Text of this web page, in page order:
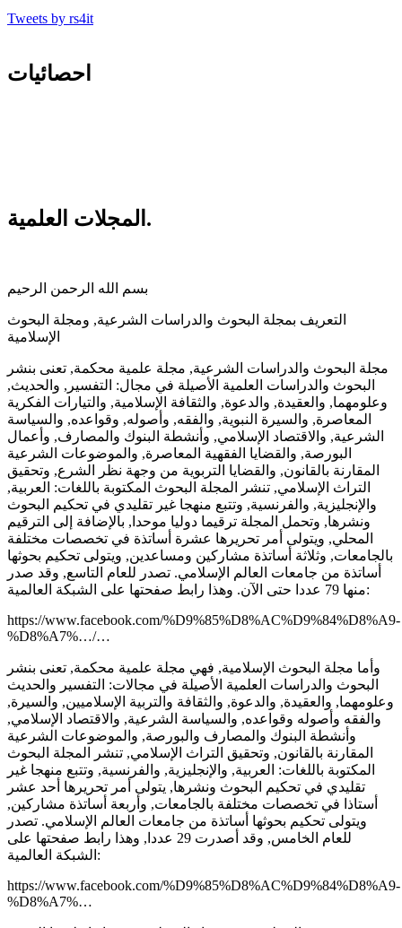
Tweets by rs4it
احصائيات
المجلات العلمية.
بسم الله الرحمن الرحيم
التعريف بمجلة البحوث والدراسات الشرعية, ومجلة البحوث
الإسلامية
مجلة البحوث والدراسات الشرعية, مجلة علمية محكمة, تعنى بنشر
البحوث والدراسات العلمية الأصيلة في مجال: التفسير, والحديث,
وعلومهما, والعقيدة, والدعوة, والثقافة الإسلامية, والتيارات الفكرية
المعاصرة, والسيرة النبوية, والفقه, وأصوله, وقواعده, والسياسة
الشرعية, والاقتصاد الإسلامي, وأنشطة البنوك والمصارف, وأعمال
البورصة, والقضايا الفقهية المعاصرة, والموضوعات الشرعية
المقارنة بالقانون, والقضايا التربوية من وجهة نظر الشرع, وتحقيق
التراث الإسلامي, تنشر المجلة البحوث المكتوبة باللغات: العربية,
والإنجليزية, والفرنسية, وتتبع منهجا غير تقليدي في تحكيم البحوث
ونشرها, وتحمل المجلة ترقيما دوليا موحدا, بالإضافة إلى الترقيم
المحلي, ويتولى أمر تحريرها عشرة أساتذة في تخصصات مختلفة
بالجامعات, وثلاثة أساتذة مشاركين ومساعدين, ويتولى تحكيم بحوثها
أساتذة من جامعات العالم الإسلامي. تصدر للعام التاسع, وقد صدر
منها 79 عددا حتى الآن. وهذا رابط صفحتها على الشبكة العالمية:
https://www.facebook.com/%D9%85%D8%AC%D9%84%D8%A9-
%D8%A7%…/…
وأما مجلة البحوث الإسلامية, فهي مجلة علمية محكمة, تعنى بنشر
البحوث والدراسات العلمية الأصيلة في مجالات: التفسير والحديث
وعلومهما, والعقيدة, والدعوة, والثقافة والتربية الإسلاميين, والسيرة,
والفقه وأصوله وقواعده, والسياسة الشرعية, والاقتصاد الإسلامي,
وأنشطة البنوك والمصارف والبورصة, والموضوعات الشرعية
المقارنة بالقانون, وتحقيق التراث الإسلامي, تنشر المجلة البحوث
المكتوبة باللغات: العربية, والإنجليزية, والفرنسية, وتتبع منهجا غير
تقليدي في تحكيم البحوث ونشرها, يتولى أمر تحريرها أحد عشر
أستاذا في تخصصات مختلفة بالجامعات, وأربعة أساتذة مشاركين,
ويتولى تحكيم بحوثها أساتذة من جامعات العالم الإسلامي. تصدر
للعام الخامس, وقد أصدرت 29 عددا, وهذا رابط صفحتها على
الشبكة العالمية:
https://www.facebook.com/%D9%85%D8%AC%D9%84%D8%A9-
%D8%A7%…